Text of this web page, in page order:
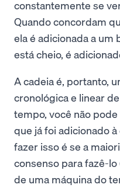
constantemente se
Quando concordam
ela é adicionada a um
está cheio, é
A cadeia é, portanto,
cronológica e linear
tempo, você não
que já foi adicionado
fazer isso é se a
consenso para fazê-
de uma máquina do